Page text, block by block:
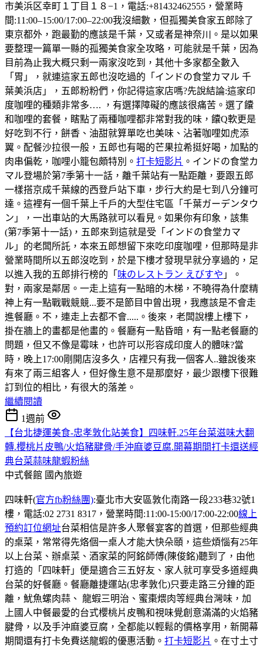
市美浜区幸町１丁目１８−1，電話:+81432462555，營業時
間:11:00–15:00/17:00–22:00我沒細數，但孤獨美食家五郎除了
東京都外，跑最勤的應該是千葉，又或者是神奈川。是以如果
要整理一篇單一縣的孤獨美食家全攻略，可能就是千葉，因為
目前為止我大概只剩一兩家沒吃到，其他十多家都全數入
「胃」，就連這家五郎也沒吃過的「インドの食堂カマル 千
葉美浜店」，五郎粉粉們，你記得這家店嗎?先說結論:這家印
度咖哩的種類非常多…. ，有選擇障礙的應該很痛苦。選了饢
和咖哩的套餐，瞎點了兩種咖哩都非常對我的味，饢Q軟更是
好吃到不行，餅香、油甜就算單吃也美味、沾著咖哩如虎添
翼。配餐沙拉很一般，五郎也有喝的芒果拉希挺好喝，加點的
肉串偏乾，咖哩小籠包頗特別。 打卡短影片 。インドの食堂カ
マル登場於第7季第十一話，離千葉站有一點距離，要跟五郎
一樣搭京成千葉線的西登戶站下車，步行大約是七到八分鐘可
達。這裡有一個千葉上千戶的大型住宅區「千葉ガーデンタウ
ン」，一出車站的大馬路就可以看見。如果你有印象，該集
(第7季第十一話)，五郎來到這就是受「インドの食堂カマ
ル」的老闆所託，本來五郎想留下來吃印度咖哩，但那時是非
營業時間所以五郎沒吃到，於是下樓才發現早就分享過的，足
以進入我的五郎排行榜的「 味のレストラン えびすや 」。
對，兩家是鄰居。一走上這有一點暗的木梯，不曉得為什麼精
神上有一點戰戰競競...要不是節目中曾出現，我應該是不會走
進餐廳。不，連走上去都不會.....。後來，老闆說樓上樓下，
掛在牆上的畫都是他畫的。餐廳有一點昏暗，有一點老餐廳的
問題，但又不像是霉味，也許可以形容成印度人的體味?當
時，晚上17:00剛開店沒多久，店裡只有我一個客人..雖說後來
有來了兩三組客人，但好像生意不是那麼好，最少跟樓下很難
訂到位的相比，有很大的落差。
繼續閱讀
1週前
【台北捷運美食-忠孝敦化站美食】四味軒.25年台菜滋味大翻
轉.櫻桃片皮鴨/火焰豬腱骨/手沖麻婆豆腐.開幕期間打卡還送經
典台菜蒜味龍蝦粉絲
中式餐館 國內旅遊
四味軒(官方fb粉絲團):臺北市大安區敦化南路一段233巷32號1
樓，電話:02 2731 8317，營業時間:11:00-15:00/17:00-22:00線上
預約訂位網址台菜相信是許多人聚餐宴客的首選，但那些經典
的桌菜，常常得先烙個一桌人才能大快朵頤，這些煩惱有25年
以上台菜、辦桌菜、酒家菜的阿銘師傅(陳俊銘)聽到了，由他
打造的「四味軒」便是適合三五好友、家人就可享受多道經典
台菜的好餐廳。餐廳離捷運站(忠孝敦化)只要走路三分鐘的距
離，魷魚螺肉蒜、 龍蝦三明治、蜜棗煨肉等經典台灣味，加
上國人中餐最愛的台式櫻桃片皮鴨和視味覺創意滿滿的火焰豬
腱骨，以及手沖麻婆豆腐，全都能以輕鬆的價格享用，新開幕
期間還有打卡免費送龍蝦的優惠活動。 打卡短影片 。在寸土寸